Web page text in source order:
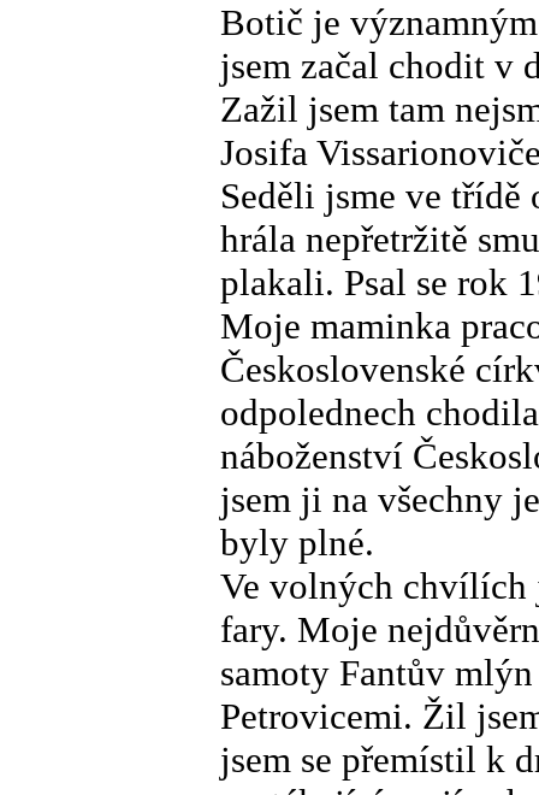
Botič je
jsem začal chodit v
Zažil jsem tam
Josifa
Seděli jsme ve třídě
hrála nepřetržitě
plakali. Psal se rok
Moje maminka
Československé
odpolednech
náboženství
jsem ji na všechny
byly plné.
Ve volných chvílích
fary. Moje
samoty Fantův
Petrovicemi. Žil
jsem se přemístil k